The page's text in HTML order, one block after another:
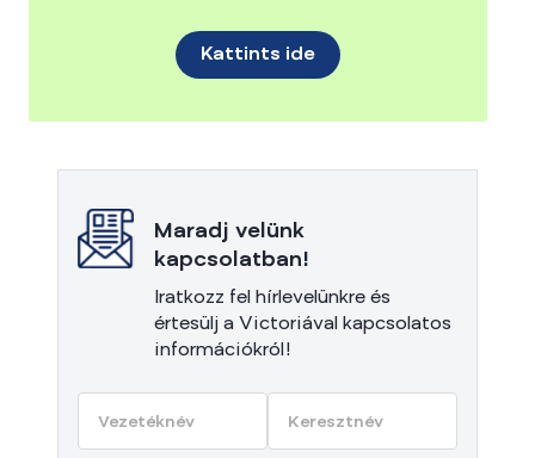
Kattints ide
Maradj velünk
kapcsolatban!
Iratkozz fel hírlevelünkre és
értesülj a Victoriával kapcsolatos
információkról!